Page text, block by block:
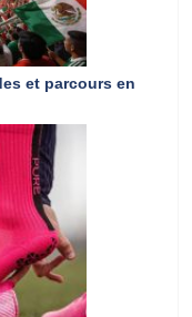
et parcours en